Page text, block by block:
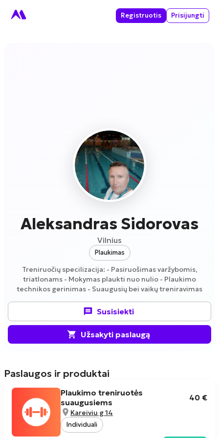
Registruotis Prisijungti
Aleksandras Sidorovas
Vilnius
Plaukimas
Treniruočių specilizacija: - Pasiruošimas varžybomis,
triatlonams - Mokymas plaukti nuo nulio - Plaukimo
technikos gerinimas - Suaugusių bei vaikų treniravimas
Susisiekti
Užsakyti paslaugą
Paslaugos ir produktai
Plaukimo treniruotės
suaugusiems
40 €
Kareiviu g 14
Individuali